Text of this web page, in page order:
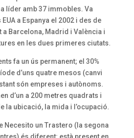
líder amb 37 immobles. Va
a Espanya el 2002 i des de
a Barcelona, Madrid i València i
en les dues primeres ciutats.
fa un ús permanent; el 30%
d’uns quatre mesos (canvi
són empreses i autònoms.
d’un a 200 metres quadrats i
la ubicació, la mida i l’ocupació.
Necesito un Trastero (la segona
és diferent: està present en